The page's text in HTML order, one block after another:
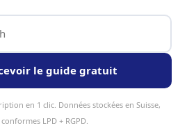
et
a Bienne
et eclairage à
le guide gratuit
en 1 clic. Données stockées en Suisse,
conformes LPD + RGPD.